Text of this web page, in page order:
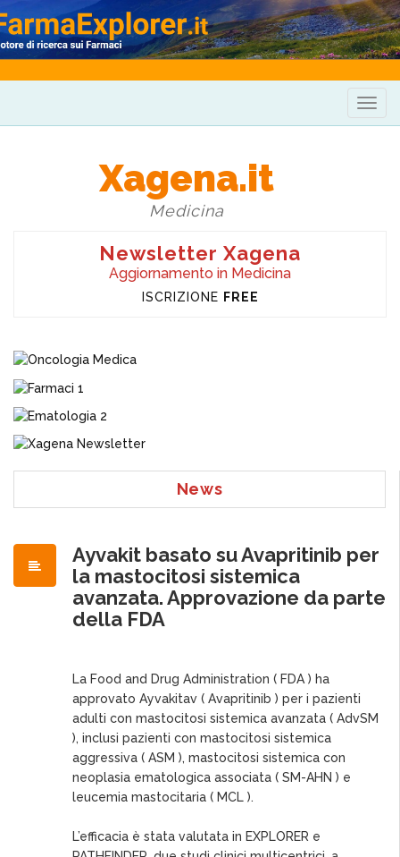
Xagena.it
Medicina
Newsletter Xagena
Aggiornamento in Medicina
ISCRIZIONE FREE
News
Ayvakit basato su Avapritinib per
la mastocitosi sistemica
avanzata. Approvazione da parte
della FDA
La Food and Drug Administration ( FDA ) ha
approvato Ayvakitav ( Avapritinib ) per i pazienti
adulti con mastocitosi sistemica avanzata ( AdvSM
), inclusi pazienti con mastocitosi sistemica
aggressiva ( ASM ), mastocitosi sistemica con
neoplasia ematologica associata ( SM-AHN ) e
leucemia mastocitaria ( MCL ).
L’efficacia è stata valutata in EXPLORER e